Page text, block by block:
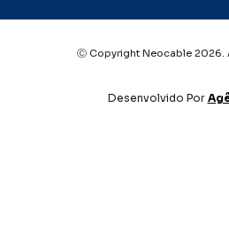
Ⓒ Copyright Neocable 2026.
Desenvolvido Por